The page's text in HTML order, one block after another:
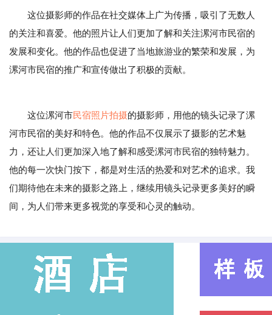
这位摄影师的作品在社交媒体上广为传播，吸引了无数人
的关注和喜爱。他的照片让人们更加了解和关注漯河市民宿的
发展和变化。他的作品也促进了当地旅游业的繁荣和发展，为
漯河市民宿的推广和宣传做出了积极的贡献。
这位漯河市民宿照片拍摄的摄影师，用他的镜头记录了漯
河市民宿的美好和特色。他的作品不仅展示了摄影的艺术魅
力，还让人们更加深入地了解和感受漯河市民宿的独特魅力。
他的每一次快门按下，都是对生活的热爱和对艺术的追求。我
们期待他在未来的摄影之路上，继续用镜头记录更多美好的瞬
间，为人们带来更多视觉的享受和心灵的触动。